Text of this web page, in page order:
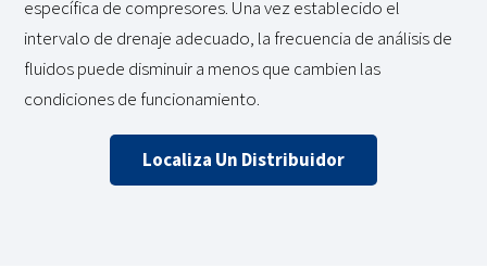
específica de compresores. Una vez establecido el
intervalo de drenaje adecuado, la frecuencia de análisis de
fluidos puede disminuir a menos que cambien las
condiciones de funcionamiento.
Localiza Un Distribuidor